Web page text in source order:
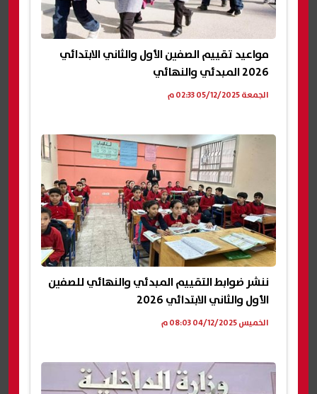
مواعيد تقييم الصفين الأول والثاني الابتدائي
2026 المبدئي والنهائي
الجمعة 05/12/2025 02:33 م
ننشر ضوابط التقييم المبدئي والنهائي للصفين
الأول والثاني الابتدائي 2026
الخميس 04/12/2025 08:03 م